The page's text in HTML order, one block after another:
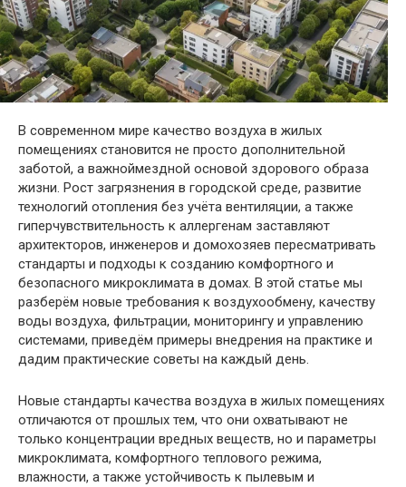
В современном мире качество воздуха в жилых
помещениях становится не просто дополнительной
заботой, а важноймездной основой здорового образа
жизни. Рост загрязнения в городской среде, развитие
технологий отопления без учёта вентиляции, а также
гиперчувствительность к аллергенам заставляют
архитекторов, инженеров и домохозяев пересматривать
стандарты и подходы к созданию комфортного и
безопасного микроклимата в домах. В этой статье мы
разберём новые требования к воздухообмену, качеству
воды воздуха, фильтрации, мониторингу и управлению
системами, приведём примеры внедрения на практике и
дадим практические советы на каждый день.
Новые стандарты качества воздуха в жилых помещениях
отличаются от прошлых тем, что они охватывают не
только концентрации вредных веществ, но и параметры
микроклимата, комфортного теплового режима,
влажности, а также устойчивость к пылевым и